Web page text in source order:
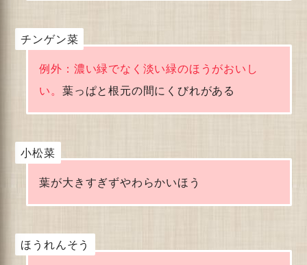
チンゲン菜
例外：濃い緑でなく淡い緑のほうがおいし
い。葉っぱと根元の間にくびれがある
小松菜
葉が大きすぎずやわらかいほう
ほうれんそう